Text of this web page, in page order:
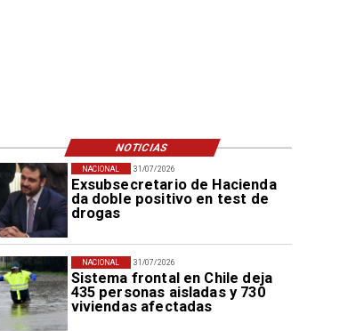
31/07/2026
Exsubsecretario de Hacienda
da doble positivo en test de
drogas
NACIONAL
31/07/2026
Sistema frontal en Chile deja
435 personas aisladas y 730
viviendas afectadas
NACIONAL
NOTICIAS